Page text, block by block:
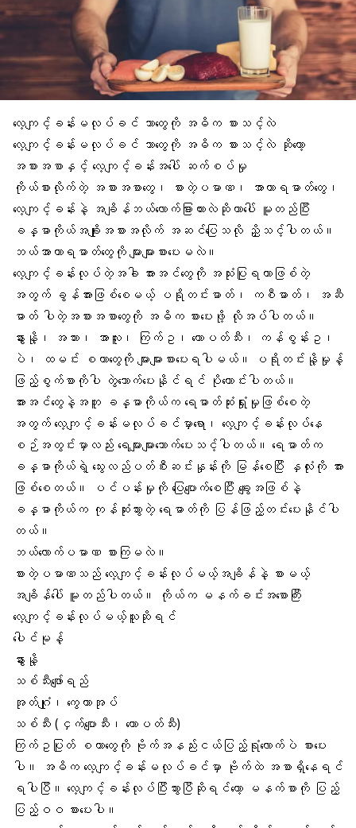
လေ့ကျင့်ခန်းမလုပ်ခင် ဘာတွေကို အဓိက စားသင့်လဲ
လေ့ကျင့်ခန်းမလုပ်ခင် ဘာတွေကို အဓိက စားသင့်လဲ ဆိုတော့
အစားအစာနှင့် လေ့ကျင့်ခန်းအပေါ် ဆက်စပ်မှု
ကိုယ်စားလိုက်တဲ့ အစားအစာတွေ၊ စားတဲ့ပမာဏ၊
အာဟာရဓာတ်တွေ၊
လေ့ကျင့်ခန်းနဲ့ အချိန်ဘယ်လောက်ခြားထားလဲဆိုတာပေါ် မူတည်ပြီး
ခန္ဓာကိုယ်အချိုးအစားအလိုက် အဆင်ပြေသလို ညှိသင့်ပါတယ်။
ဘယ်အာဟာရဓာတ်တွေကို များများစားပေးမလဲ။
လေ့ကျင့်ခန်းလုပ်တဲ့အခါ အားအင်တွေကို အသုံးပြုရတာဖြစ်တဲ့
အတွက် ခွန်အားဖြစ်စေမယ့် ပရိုတင်းဓာတ်၊ ကစီဓာတ်၊ အဆီ
ဓာတ် ပါတဲ့အစားအစာတွေကို အဓိက စားပေးဖို့ လိုအပ်ပါတယ်။
နွားနို့၊ အသား၊ အာလူး၊ ကြက်ဥ၊ ထောပတ်သီး၊
ကန်စွန်းဥ ၊
ပဲ၊ ထမင်း စတာတွေကို များများစားပေးရပါမယ်။ ပရိုတင်းနို့မှုန့်
ဖြည့်စွက်စာကိုပါ တွဲသောက်ပေးနိုင်ရင် ပိုကောင်းပါတယ်။
အားအင်တွေနဲ့အတူ ခန္ဓာကိုယ်က ရေဓာတ်ဆုံးရှုံးမှုဖြစ်စေတဲ့
အတွက် လေ့ကျင့်ခန်းမလုပ်ခင်မှာရော၊ လေ့ကျင့်ခန်းလုပ်နေ
စဉ်အတွင်းမှာလည်း ရေများများသောက်ပေးသင့်ပါတယ်။ ရေဓာတ် က
ခန္ဓာကိုယ်ရဲ့ သွေးလည်ပတ်စီးဆင်းနှုန်းကို မြန်စေပြီး နှလုံးကို အား
ဖြစ်စေတယ်။ ပင်ပန်းမှုကို ပြေပျောက်စေပြီး ချွေးအဖြစ်နဲ့
ခန္ဓာကိုယ်က ကုန်ဆုံးသွားတဲ့ ရေဓာတ်ကို ပြန်ဖြည့်တင်းပေးနိုင်ပါ
တယ်။
ဘယ်လောက်ပမာဏ စားကြမလဲ။
စားတဲ့ပမာဏသည် လေ့ကျင့်ခန်းလုပ်မယ့်အချိန်နဲ့ စားမယ့်
အချိန်ပေါ် မူတည်ပါတယ်။ ကိုယ်က မနက်ခင်းအစောကြီး
လေ့ကျင့်ခန်းလုပ်မယ့်သူဆိုရင်
ပေါင်မုန့်
နွားနို့
သစ်သီးဖျော်ရည်
အုတ်ဂျုံ၊ ကွေကာအုပ်
သစ်သီး (ငှက်ပျောသီး၊ ထောပတ်သီး)
ကြက်ဥပြုတ် စတာတွေကို ဗိုက်အနည်းငယ်ပြည့်ရုံလောက်ပဲ စားပေး
ပါ။ အဓိက လေ့ကျင့်ခန်းမလုပ်ခင်မှာ ဗိုက်ထဲ အစာရှိနေရင်
ရပါပြီ။ လေ့ကျင့်ခန်းလုပ်ပြီးသွားပြီဆိုရင်​တော့ မနက်စာကို ပြည့်
ပြည့်ဝဝ စားပေးပါ။